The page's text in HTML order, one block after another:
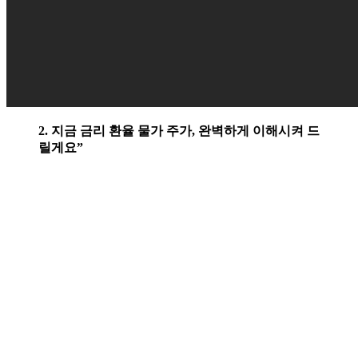
2. 지금 금리 환율 물가 주가, 완벽하게 이해시켜 드
릴게요”